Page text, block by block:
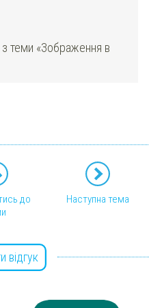
теми «Зображення в
до
Наступна тема
відгук